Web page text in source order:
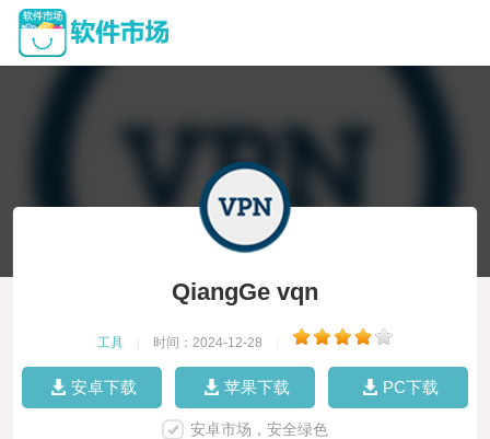
QiangGe vqn
工具 时间：2024-12-28
安卓下载 苹果下载 PC下载
安卓市场，安全绿色